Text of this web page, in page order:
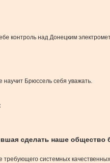
контроль над Донецким
Брюссель себя уважать.
сделать наше общество
требующего системных